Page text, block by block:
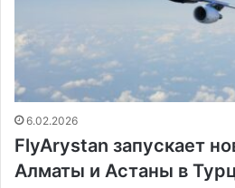
6.02.2026
FlyArystan запускает
Алматы и Астаны в